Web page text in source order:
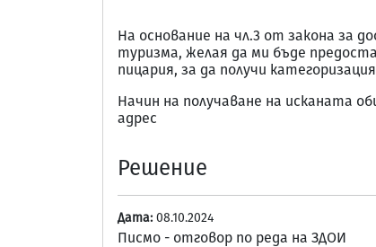
На основание на чл.3 от закона за
туризма, желая да ми бъде
пицария, за да получи
Начин на получаване на исканата
адрес
Решение
Дата: 08.10.2024
Писмо - отговор по реда на ЗДОИ